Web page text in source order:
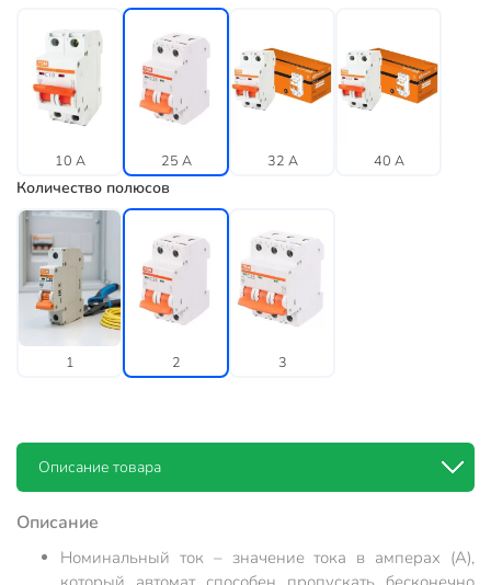
10 А 25 А 32 А 40 А
Количество полюсов
1 2 3
Описание товара
Описание
Номинальный ток – значение тока в амперах (А),